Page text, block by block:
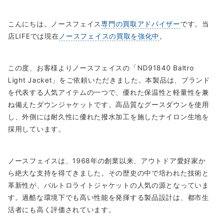
こんにちは。ノースフェイス専門の買取アドバイザーです。当
店LIFEでは現在 ノースフェイスの買取を強化中 。
この度、お客様よりノースフェイスの「ND91840 Baltro
Light Jacket」をご依頼いただきました。本製品は、ブランド
を代表する人気アイテムの一つで、優れた保温性と軽量性を兼
ね備えたダウンジャケットです。高品質なグースダウンを使用
し、外側には耐久性に優れた撥水加工を施したナイロン生地を
採用しています。
ノースフェイスは、1968年の創業以来、アウトドア愛好家か
ら絶大な支持を得てきました。その歴史の中で培われた技術と
革新性が、バルトロライトジャケットの人気の源となっていま
す。過酷な環境下でも高い性能を発揮する製品設計は、都市生
活者にも高く評価されています。